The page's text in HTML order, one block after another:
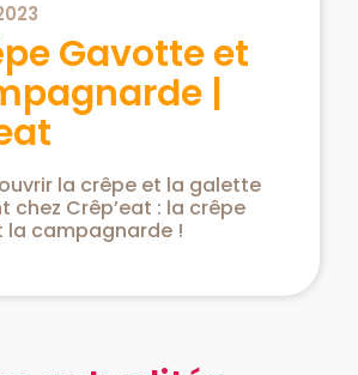
Gavotte et
|
la crêpe et la galette
chez Crêp’eat : la crêpe
la campagnarde !